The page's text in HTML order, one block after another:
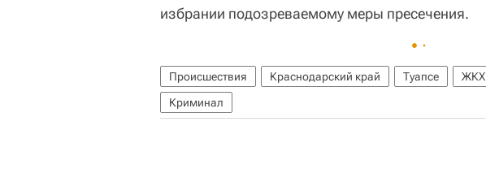
избрании подозреваемому меры пресечения.
Происшествия Краснодарский край Туапсе ЖКХ
Криминал